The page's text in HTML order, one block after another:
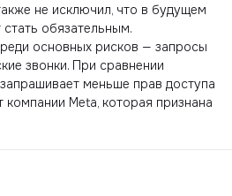
не исключил, что в будущем
обязательным.
основных рисков — запросы
звонки. При сравнении
меньше прав доступа
Meta, которая признана